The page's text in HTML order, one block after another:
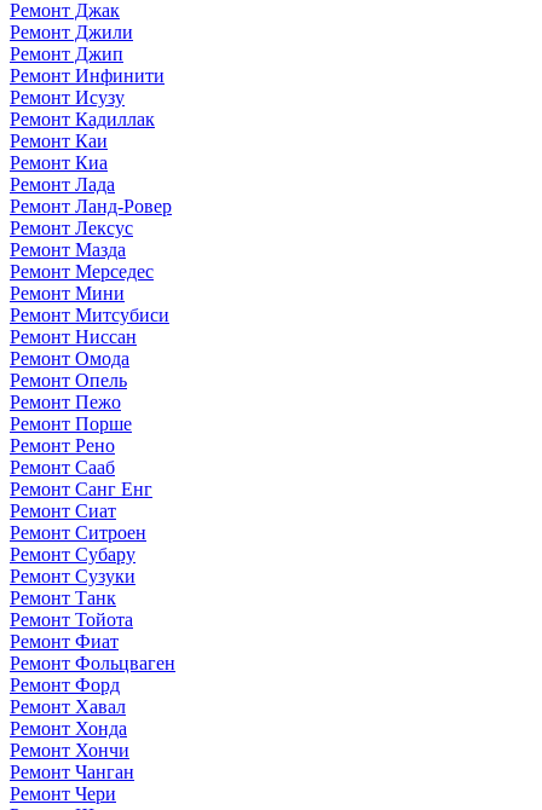
Ремонт Джак
Ремонт Джили
Ремонт Джип
Ремонт Инфинити
Ремонт Исузу
Ремонт Кадиллак
Ремонт Каи
Ремонт Киа
Ремонт Лада
Ремонт Ланд-Ровер
Ремонт Лексус
Ремонт Мазда
Ремонт Мерседес
Ремонт Мини
Ремонт Митсубиси
Ремонт Ниссан
Ремонт Омода
Ремонт Опель
Ремонт Пежо
Ремонт Порше
Ремонт Рено
Ремонт Сааб
Ремонт Санг Енг
Ремонт Сиат
Ремонт Ситроен
Ремонт Субару
Ремонт Сузуки
Ремонт Танк
Ремонт Тойота
Ремонт Фиат
Ремонт Фольцваген
Ремонт Форд
Ремонт Хавал
Ремонт Хонда
Ремонт Хончи
Ремонт Чанган
Ремонт Чери